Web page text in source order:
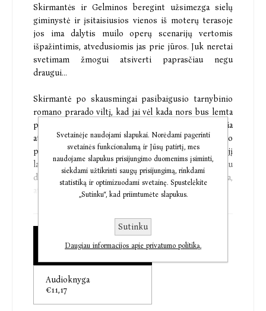
Skirmantės ir Gelminos beregint užsimezga sielų
giminystė ir įsitaisiusios vienos iš moterų terasoje
jos ima dalytis muilo operų scenarijų vertomis
išpažintimis, atvedusiomis jas prie jūros. Juk neretai
svetimam žmogui atsiverti paprasčiau negu
draugui...
Skirmantė po skausmingai pasibaigusio tarnybinio
romano prarado viltį, kad jai vėl kada nors bus lemta
patirti pirmosios meilės virpulį, o Gelmina baigia
atsigauti po šoko, paaiškėjus, kad žmogus, su kuriuo
praleido trylika metų, pasirodė ne toks, kokiu jį
laikė. Nors likimo seserų istorijos skirtingos, abi jau
du kartus manė atradusios didžiąją meilę, kuri, deja,
atnešė vien nusivylimą.
Gyvenimas retai kada suteikia antrą progą ištaisyti
praeities klaidas ar bent jas išsiaiškinti. Ar šįkart
likimas bus dosnus? Ar trečias kartas nemeluos?
Irena Buivydaitė
tokių skaitytojų pamiltų knygų, kaip „Tikros ir
Elektroninė knyga
€10,01
Audioknyga
€11,17
Svetainėje naudojami slapukai. Norėdami pagerinti
svetainės funkcionalumą ir Jūsų patirtį, mes
naudojame slapukus prisijungimo duomenims įsiminti,
siekdami užtikrinti saugų prisijungimą, rinkdami
statistiką ir optimizuodami svetainę. Spustelėkite
„Sutinku“, kad priimtumėte slapukus.
Sutinku
Daugiau informacijos apie privatumo politiką.